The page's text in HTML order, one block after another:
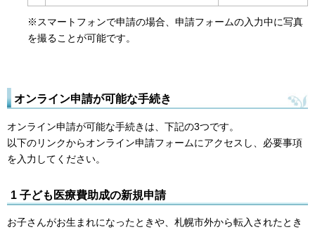
※スマートフォンで申請の場合、申請フォームの入力中に写真
を撮ることが可能です。
オンライン申請が可能な手続き
オンライン申請が可能な手続きは、下記の3つです。
以下のリンクからオンライン申請フォームにアクセスし、必要事項
を入力してください。
1 子ども医療費助成の新規申請
お子さんがお生まれになったときや、札幌市外から転入されたとき